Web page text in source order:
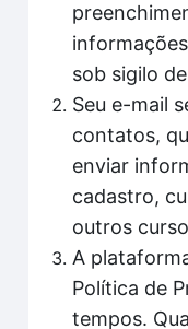
sob sigilo
Seu e-mail
contatos,
enviar
cadastro,
outros
A
Política de
tempos.